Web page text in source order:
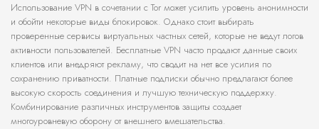
Использование VPN в сочетании с Tor может усилить уровень анонимности
и обойти некоторые виды блокировок. Однако стоит выбирать
проверенные сервисы виртуальных частных сетей, которые не ведут логов
активности пользователей. Бесплатные VPN часто продают данные своих
клиентов или внедряют рекламу, что сводит на нет все усилия по
сохранению приватности. Платные подписки обычно предлагают более
высокую скорость соединения и лучшую техническую поддержку.
Комбинирование различных инструментов защиты создает
многоуровневую оборону от внешнего вмешательства.